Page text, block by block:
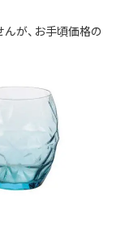
が、お手頃価格の